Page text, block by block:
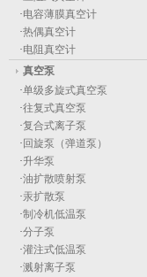
·电容薄膜真空计
·热偶真空计
·电阻真空计
真空泵
·单级多旋式真空泵
·往复式真空泵
·复合式离子泵
· 回旋泵（弹道泵）
·升华泵
·油扩散喷射泵
·汞扩散泵
·制冷机低温泵
·分子泵
·灌注式低温泵
·溅射离子泵